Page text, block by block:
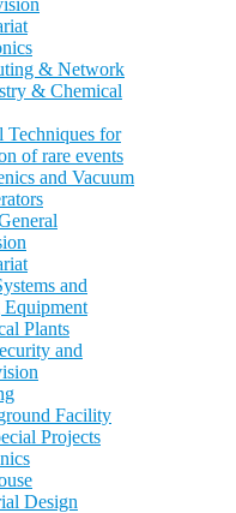
& Network
& Chemical
Techniques for
of rare events
and Vacuum
and
Plants
and
Facility
Projects
Design